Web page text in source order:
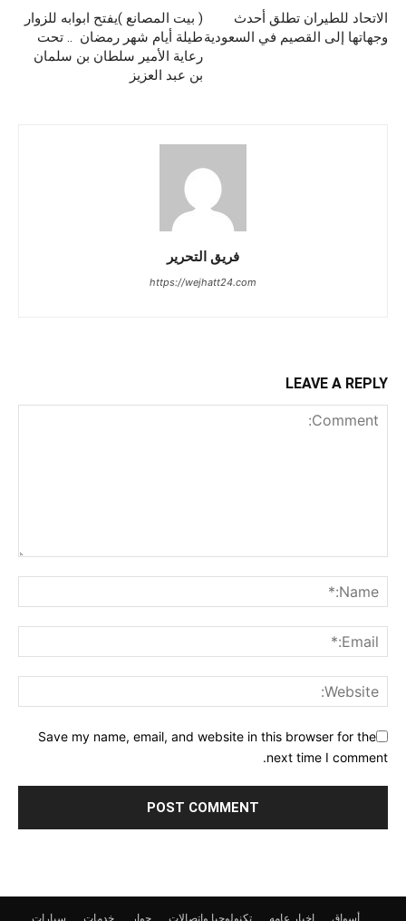
( بيت المصانع )يفتح ابوابه للزوار
طيلة أيام شهر رمضان .. تحت
رعاية الأمير سلطان بن سلمان
بن عبد العزيز
الاتحاد للطيران تطلق أحدث
وجهاتها إلى القصيم في السعودية
فريق التحرير
https://wejhatt24.com
LEAVE A REPLY
Save my name, email, and website in this browser for the
next time I comment.
أسواق اخبار عامه تكنولوجيا واتصالات حوار خدمات سيارات